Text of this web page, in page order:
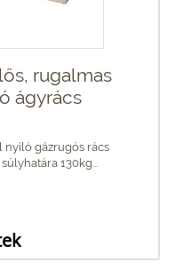
rugalmas
ágyrács
gázrugós rács
130kg...